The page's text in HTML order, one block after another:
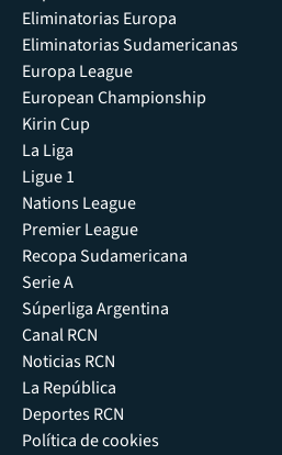
Eliminatorias Europa
Eliminatorias Sudamericanas
Europa League
European Championship
Kirin Cup
La Liga
Ligue 1
Nations League
Premier League
Recopa Sudamericana
Serie A
Súperliga Argentina
Canal RCN
Noticias RCN
La República
Deportes RCN
Política de cookies